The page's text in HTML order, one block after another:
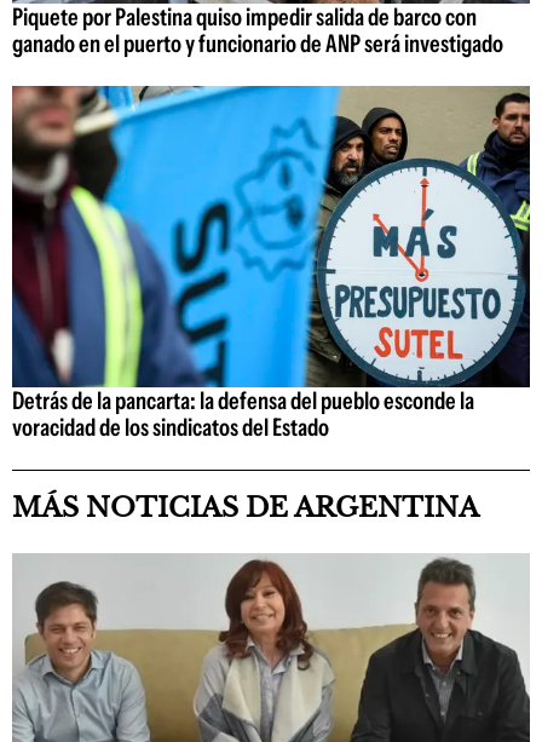
Piquete por Palestina quiso impedir salida de barco con
ganado en el puerto y funcionario de ANP será investigado
Detrás de la pancarta: la defensa del pueblo esconde la
voracidad de los sindicatos del Estado
MÁS NOTICIAS DE ARGENTINA